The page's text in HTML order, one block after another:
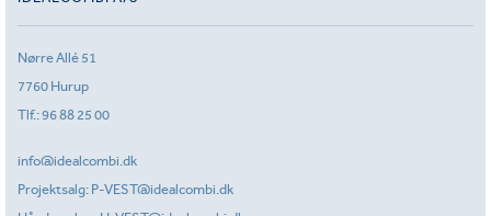
Nørre Allé 51
7760 Hurup
Tlf.:96 88 25 00
info@idealcombi.dk
Projektsalg: P-VEST@idealcombi.dk